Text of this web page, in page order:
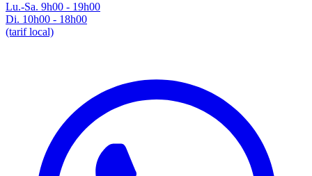
Lu.-Sa. 9h00 - 19h00
Di. 10h00 - 18h00
(tarif local)